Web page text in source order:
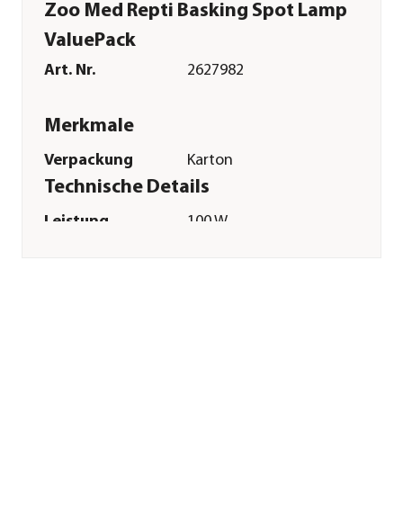
Zoo Med Repti Basking Spot Lamp
ValuePack
Art. Nr. 2627982
Merkmale
Verpackung Karton
Technische Details
Leistung
100 W